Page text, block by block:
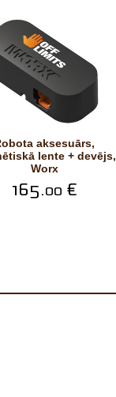
lente + devējs,
Worx
165.00 €